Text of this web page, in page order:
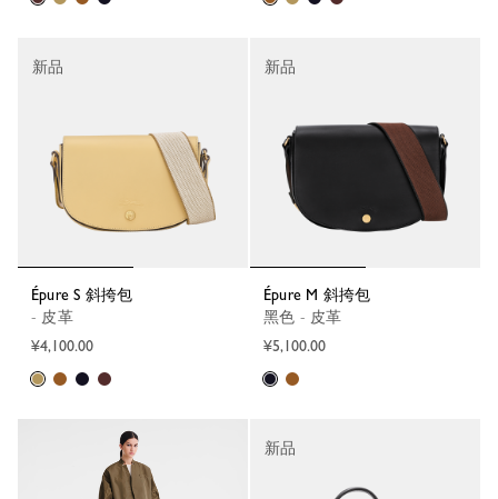
Épure S 斜挎包
- 皮革
¥4,100.00
新品
Épure M 斜挎包
黑色 - 皮革
¥5,100.00
新品
新品